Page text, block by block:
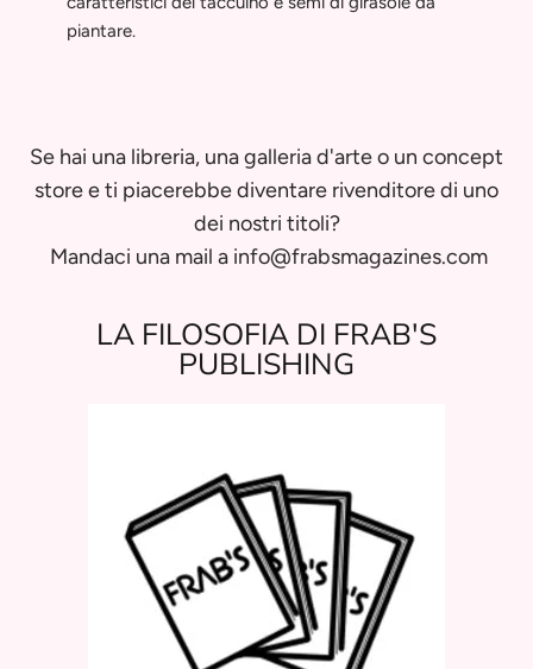
piantare.
Se hai una libreria, una galleria d'arte o un concept
store e ti piacerebbe diventare rivenditore di uno
dei nostri titoli?
Mandaci una mail a info@frabsmagazines.com
LA FILOSOFIA DI FRAB'S
PUBLISHING